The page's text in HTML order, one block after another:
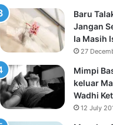
Baru
Jangan
Ia Masih
27
Mimpi
keluar
Wadhi
12 July